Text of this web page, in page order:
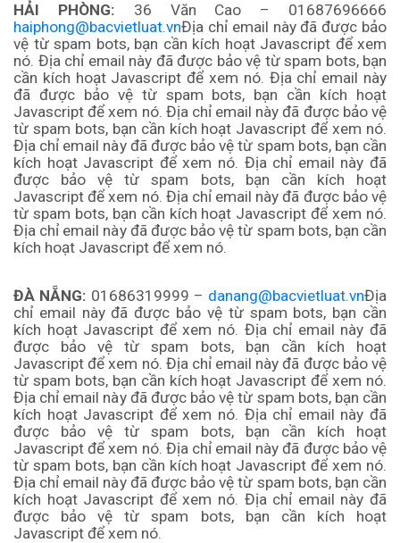
HẢI PHÒNG: 36 Văn Cao – 01687696666
haiphong@bacvietluat.vnĐịa chỉ email này đã được bảo
vệ từ spam bots, bạn cần kích hoạt Javascript để xem
nó. Địa chỉ email này đã được bảo vệ từ spam bots, bạn
cần kích hoạt Javascript để xem nó. Địa chỉ email này
đã được bảo vệ từ spam bots, bạn cần kích hoạt
Javascript để xem nó. Địa chỉ email này đã được bảo vệ
từ spam bots, bạn cần kích hoạt Javascript để xem nó.
Địa chỉ email này đã được bảo vệ từ spam bots, bạn cần
kích hoạt Javascript để xem nó. Địa chỉ email này đã
được bảo vệ từ spam bots, bạn cần kích hoạt
Javascript để xem nó. Địa chỉ email này đã được bảo vệ
từ spam bots, bạn cần kích hoạt Javascript để xem nó.
Địa chỉ email này đã được bảo vệ từ spam bots, bạn cần
kích hoạt Javascript để xem nó.
ĐÀ NẴNG: 01686319999 – danang@bacvietluat.vnĐịa
chỉ email này đã được bảo vệ từ spam bots, bạn cần
kích hoạt Javascript để xem nó. Địa chỉ email này đã
được bảo vệ từ spam bots, bạn cần kích hoạt
Javascript để xem nó. Địa chỉ email này đã được bảo vệ
từ spam bots, bạn cần kích hoạt Javascript để xem nó.
Địa chỉ email này đã được bảo vệ từ spam bots, bạn cần
kích hoạt Javascript để xem nó. Địa chỉ email này đã
được bảo vệ từ spam bots, bạn cần kích hoạt
Javascript để xem nó. Địa chỉ email này đã được bảo vệ
từ spam bots, bạn cần kích hoạt Javascript để xem nó.
Địa chỉ email này đã được bảo vệ từ spam bots, bạn cần
kích hoạt Javascript để xem nó. Địa chỉ email này đã
được bảo vệ từ spam bots, bạn cần kích hoạt
Javascript để xem nó.